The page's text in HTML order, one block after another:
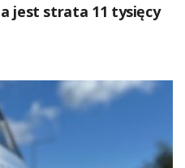
jest strata 11 tysięcy